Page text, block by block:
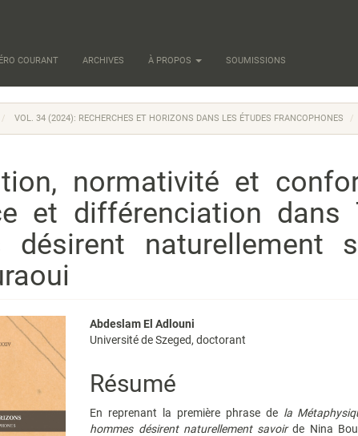
COURANT ARCHIVES À PROPOS SOUMISSIONS
VOL. 34 (2024): RECHERCHES ET HORIZONS DANS LES ÉTUDES FRANCOPHONES
normativité et
et différenciation dans
désirent naturellement
Contenu
principal
de
l'article
Abdeslam El Adlouni
Université de Szeged, doctorant
Résumé
En reprenant la première phrase de la
hommes désirent naturellement savoirde Nina